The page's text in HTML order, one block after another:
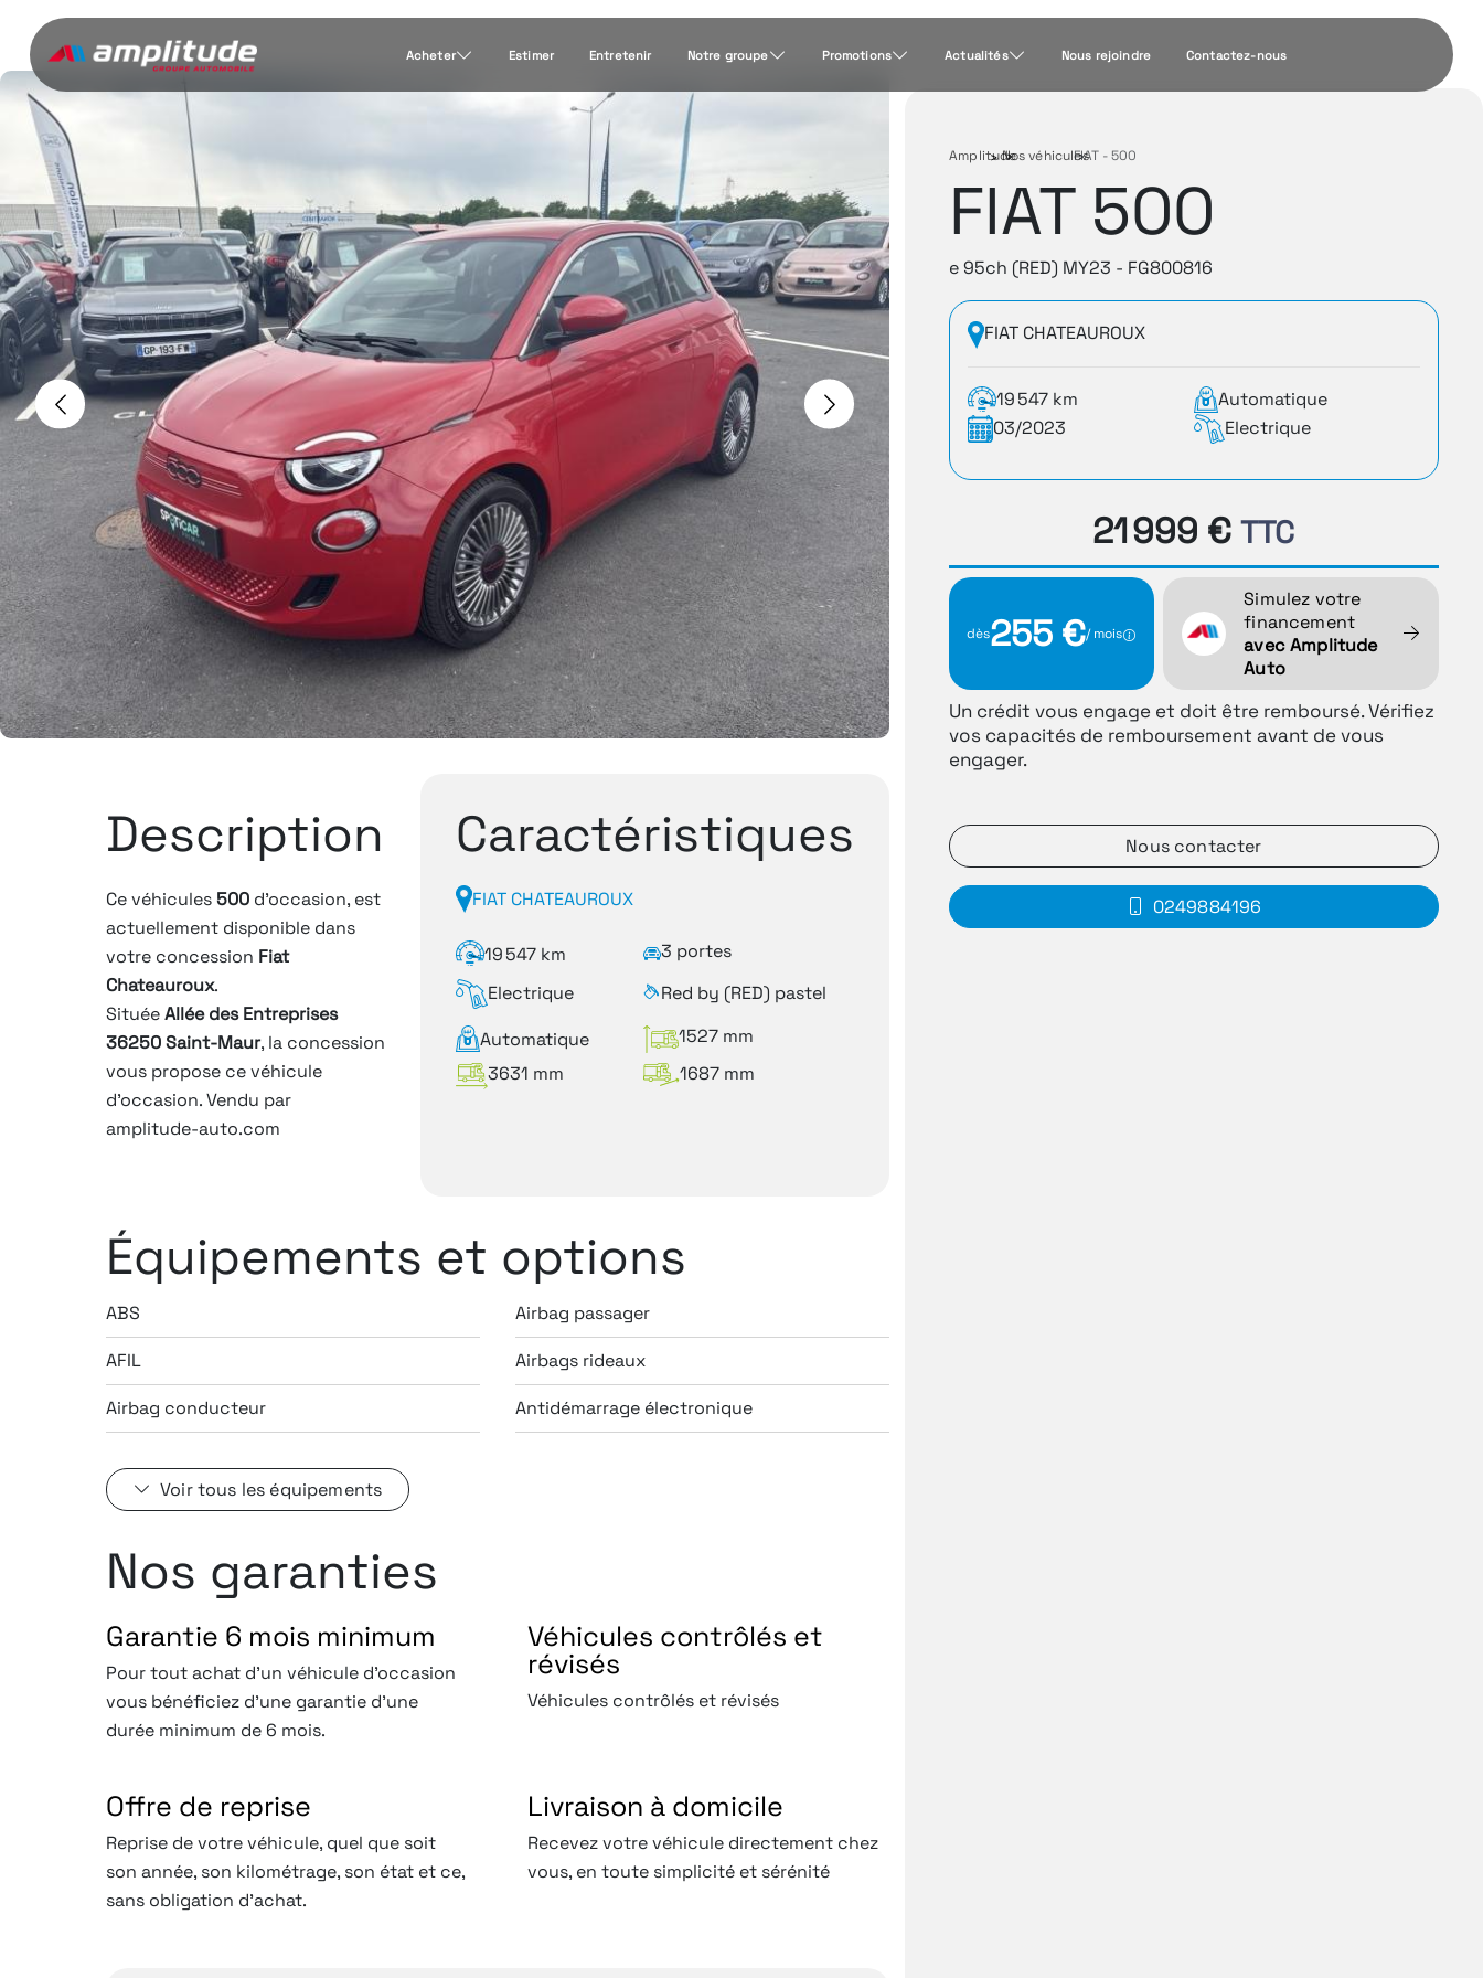
Acheter Estimer Entretenir Notre groupe Promotions Actualités Nous rejoindre Contactez-nous
Previous Next
Amplitude
›
Nos véhicules
›
FIAT - 500
FIAT 500
e 95ch (RED) MY23 - FG800816
FIAT CHATEAUROUX
19 547 km
Automatique
03/2023
Electrique
21 999 €TTC
dès255 €/ mois
Simulez votre
financement
avec Amplitude
Auto
Un crédit vous engage et doit être remboursé. Vérifiez
vos capacités de remboursement avant de vous
engager.
Nous contacter
0249884196
Description
Ce véhicules500 d'occasion, est
actuellement disponible dans
votre concession Fiat
Chateauroux.
SituéeAllée des Entreprises
36250 Saint-Maur, la concession
vous propose ce véhicule
d'occasion. Vendu par
amplitude-auto.com
Caractéristiques
FIAT CHATEAUROUX
19 547 km
3 portes
Electrique
Red by (RED) pastel
Automatique
1527 mm
3631 mm
1687 mm
Équipements et options
ABS
AFIL
Airbag conducteur
Airbag passager
Airbags rideaux
Antidémarrage électronique
Voir tous les équipements
Nos garanties
Garantie 6 mois minimum
Pour tout achat d'un véhicule d'occasion
vous bénéficiez d'une garantie d'une
durée minimum de 6 mois.
Véhicules contrôlés et
révisés
Véhicules contrôlés et révisés
Offre de reprise
Reprise de votre véhicule, quel que soit
son année, son kilométrage, son état et ce,
sans obligation d’achat.
Livraison à domicile
Recevez votre véhicule directement chez
vous, en toute simplicité et sérénité